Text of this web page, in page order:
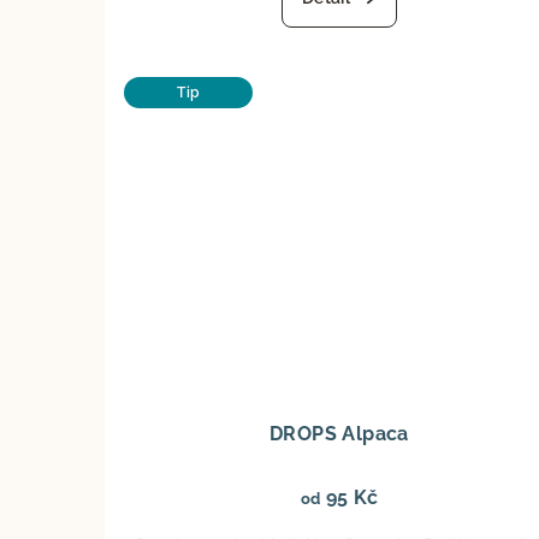
Tip
DROPS Alpaca
od 95 Kč